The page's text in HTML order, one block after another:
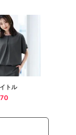
トル